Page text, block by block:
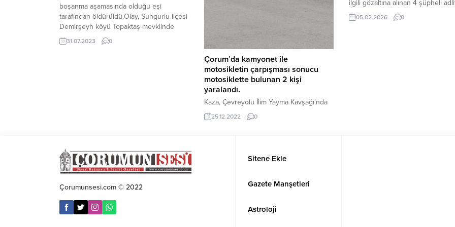
boşanma aşamasında olduğu eşi
tarafından öldürüldü.Olay, Sungurlu ilçesi
Demirşeyh köyü Topaktaş mevkiinde
meydana geldi. Edinilen bilgiye göre, yol
kenarında çalılık alanda bir kadının
31.07.2023 0
Çorum’da kamyonet ile
motosikletin çarpışması sonucu
motosiklette bulunan 2 kişi
yaralandı.
Kaza, Çevreyolu İlim Yayma Kavşağı’nda
meydana geldi. Edinilen Bilgiye göre,
Halil Y. yönetimindeki 19 UP 861 plakalı
366 plakalı motosiklete arkadan çarptı.
Çarpmanın şiddetiyle motosiklet
sürücüsü ile motosiklette yolcu olarak
bulunan 1 kişi yaralandı. Kazayı gören
sürücülerin ihbarı üzerine olay yerine
polis ve 112...
25.12.2022 0
ilgili gözaltına alınan 4 şüpheli
sevk edildi.Çorum’da 6 gündür
parçalanmış cesedi dere yatağında
05.02.2026 0
Çorumunsesi.com © 2022
Sitene Ekle
Gazete Manşetleri
Astroloji